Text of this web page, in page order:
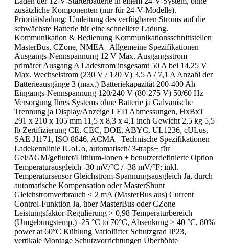
zusätzliche Komponenten (nur für 24-V-Modelle).
Prioritätsladung: Umleitung des verfügbaren Stroms auf die
schwächste Batterie für eine schnellere Ladung.
Kommunikation & Bedienung Kommunikationsschnittstellen
MasterBus, CZone, NMEA Allgemeine Spezifikationen
Ausgangs-Nennspannung 12 V Max. Ausgangsstrom
primärer Ausgang A Ladestrom insgesamt 50 A bei 14,25 V
Max. Wechselstrom (230 V / 120 V) 3,5 A / 7,1 A Anzahl der
Batterieausgänge 3 (max.) Batteriekapazität 200-400 Ah
Eingangs-Nennspannung 120/240 V (80-275 V) 50/60 Hz
Versorgung Ihres Systems ohne Batterie ja Galvanische
Trennung ja Display/Anzeige LED Abmessungen, HxBxT
291 x 210 x 105 mm 11,5 x 8,3 x 4,1 inch Gewicht 2,5 kg 5,5
lb Zertifizierung CE, CEC, DOE, ABYC, UL1236, cULus,
SAE J1171, ISO 8846, ACMA Technische Spezifikationen
Ladekennlinie IUoUo, automatisch/ 3-traps+ für
Gel/AGM/geflutet/Lithium-Ionen + benutzerdefinierte Option
Temperaturausgleich -30 mV/°C / -38 mV/°F; inkl.
Temperatursensor Gleichstrom-Spannungsausgleich Ja, durch
automatische Kompensation oder MasterShunt
Gleichstromverbrauch < 2 mA (MasterBus aus) Current
Control-Funktion Ja, über MasterBus oder CZone
Leistungsfaktor-Regulierung > 0,98 Temperaturbereich
(Umgebungstemp.) -25 °C to 70°C, Absenkung > 40 °C, 80%
power at 60°C Kühlung Variolüfter Schutzgrad IP23,
vertikale Montage Schutzvorrichtungen Überhöhte